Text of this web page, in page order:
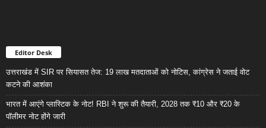
Editor Desk
उत्तराखंड में SIR पर सियासत तेज: 19 लाख मतदाताओं को नोटिस, कांग्रेस ने जताई वोट
कटने की आशंका
भारत में आएंगे प्लास्टिक के नोट! RBI ने शुरू की तैयारी, 2028 तक ₹10 और ₹20 के
पॉलीमर नोट होंगे जारी